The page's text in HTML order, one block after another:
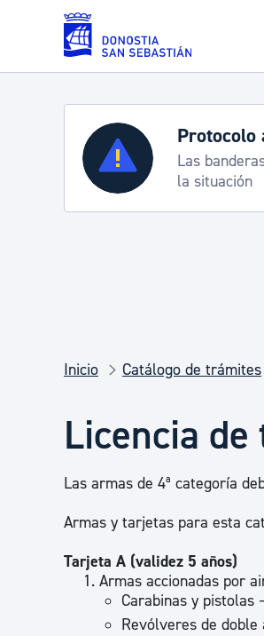
Saltar al contenido principal
Servicios
Padrón y asuntos
Participación
8-15
Inicio Catálogo de trámites
Licencia
Las armas de 4ª categoría
Armas y tarjetas para esta
Tarjeta A (validez 5 años)
Armas accionadas por
Carabinas y pistolas
Revólveres de doble